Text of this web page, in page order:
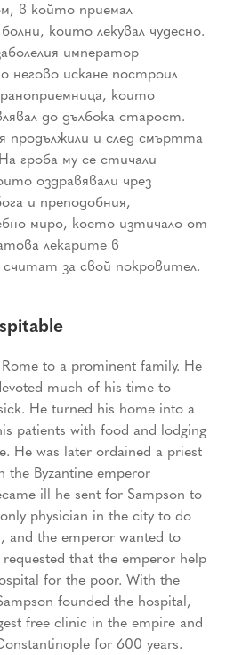
в който приемал
които лекувал чудесно.
император
искане построил
които
до дълбока старост.
продължили и след смъртта
гроба му се стичали
оздравявали чрез
и преподобния,
миро, което изтичало от
лекарите в
за свой покровител.
to a prominent family. He
much of his time to
He turned his home into a
patients with food and lodging
He was later ordained a priest
the Byzantine emperor
ill he sent for Sampson to
physician in the city to do
and the emperor wanted to
that the emperor help
for the poor. With the
founded the hospital,
free clinic in the empire and
for 600 years.